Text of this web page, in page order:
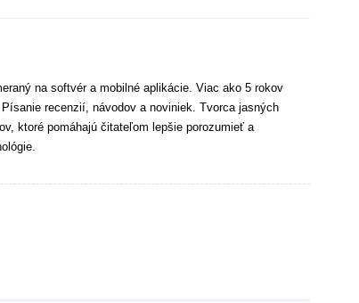
na softvér a mobilné aplikácie. Viac ako 5 rokov
recenzií, návodov a noviniek. Tvorca jasných
ktoré pomáhajú čitateľom lepšie porozumieť a